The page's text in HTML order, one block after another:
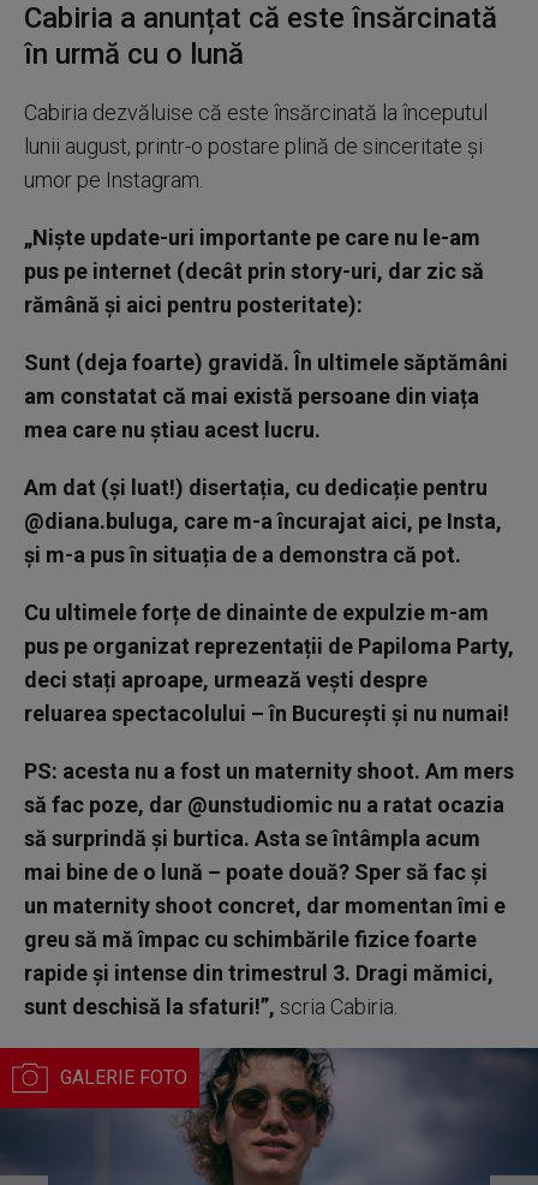
Cabiria a anunțat că este însărcinată
în urmă cu o lună
Cabiria dezvăluise că este însărcinată la începutul
lunii august, printr-o postare plină de sinceritate și
umor pe Instagram.
„Niște update-uri importante pe care nu le-am
pus pe internet (decât prin story-uri, dar zic să
rămână și aici pentru posteritate):
Sunt (deja foarte) gravidă. În ultimele săptămâni
am constatat că mai există persoane din viața
mea care nu știau acest lucru.
Am dat (și luat!) disertația, cu dedicație pentru
@diana.buluga, care m-a încurajat aici, pe Insta,
și m-a pus în situația de a demonstra că pot.
Cu ultimele forțe de dinainte de expulzie m-am
pus pe organizat reprezentații de Papiloma Party,
deci stați aproape, urmează vești despre
reluarea spectacolului – în București și nu numai!
PS: acesta nu a fost un maternity shoot. Am mers
să fac poze, dar @unstudiomic nu a ratat ocazia
să surprindă și burtica. Asta se întâmpla acum
mai bine de o lună – poate două? Sper să fac și
un maternity shoot concret, dar momentan îmi e
greu să mă împac cu schimbările fizice foarte
rapide și intense din trimestrul 3. Dragi mămici,
sunt deschisă la sfaturi!”, scria Cabiria.